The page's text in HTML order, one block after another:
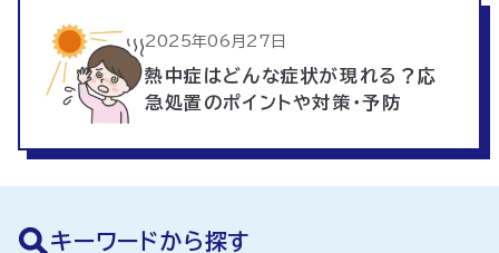
熱中症はどんな症状が現れる？応
急処置のポイントや対策・予防
2025年06月27日
キーワードから探す